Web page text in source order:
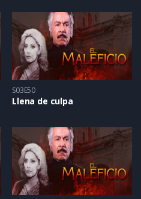
S03E50
Llena de culpa